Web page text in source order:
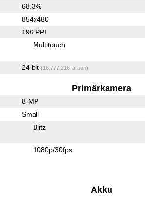
68.3%
854x480
196 PPI
Multitouch
24 bit (16,777,216 farben)
Primärkamera
8-MP
Small
Blitz
1080p/30fps
Akku